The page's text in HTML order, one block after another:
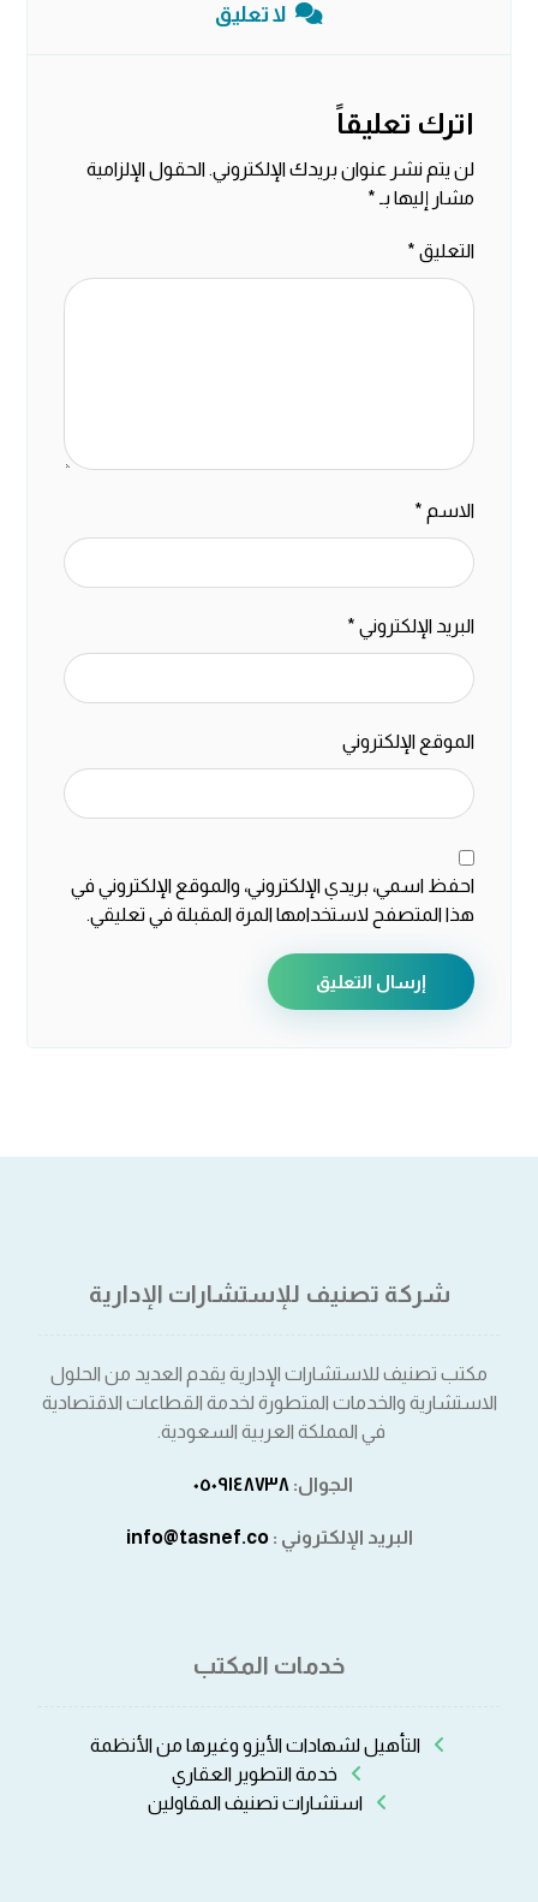
لا تعليق
اترك تعليقاً
لن يتم نشر عنوان بريدك الإلكتروني. الحقول الإلزامية
مشار إليها بـ *
التعليق *
الاسم *
البريد الإلكتروني *
الموقع الإلكتروني
احفظ اسمي، بريدي الإلكتروني، والموقع الإلكتروني في
هذا المتصفح لاستخدامها المرة المقبلة في تعليقي.
إرسال التعليق
شركة تصنيف للإستشارات الإدارية
مكتب تصنيف للاستشارات الإدارية يقدم العديد من الحلول
الاستشارية والخدمات المتطورة لخدمة القطاعات الاقتصادية
في المملكة العربية السعودية.
الجوال: ٠٥٠٩١٤٨٧٣٨⁩
البريد الإلكتروني :info@tasnef.co
خدمات المكتب
التأهيل لشهادات الأيزو وغيرها من الأنظمة
خدمة التطوير العقاري
استشارات تصنيف المقاولين